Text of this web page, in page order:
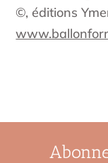
©, éditions